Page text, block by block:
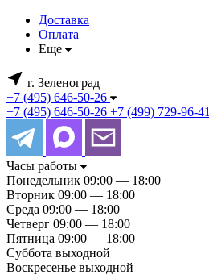
Доставка
Оплата
Еще
г. Зеленоград
+7 (495) 646-50-26
+7 (495) 646-50-26 +7 (499) 729-96-41
Часы работы
Понедельник 09:00 — 18:00
Вторник 09:00 — 18:00
Среда 09:00 — 18:00
Четверг 09:00 — 18:00
Пятница 09:00 — 18:00
Суббота выходной
Воскресенье выходной